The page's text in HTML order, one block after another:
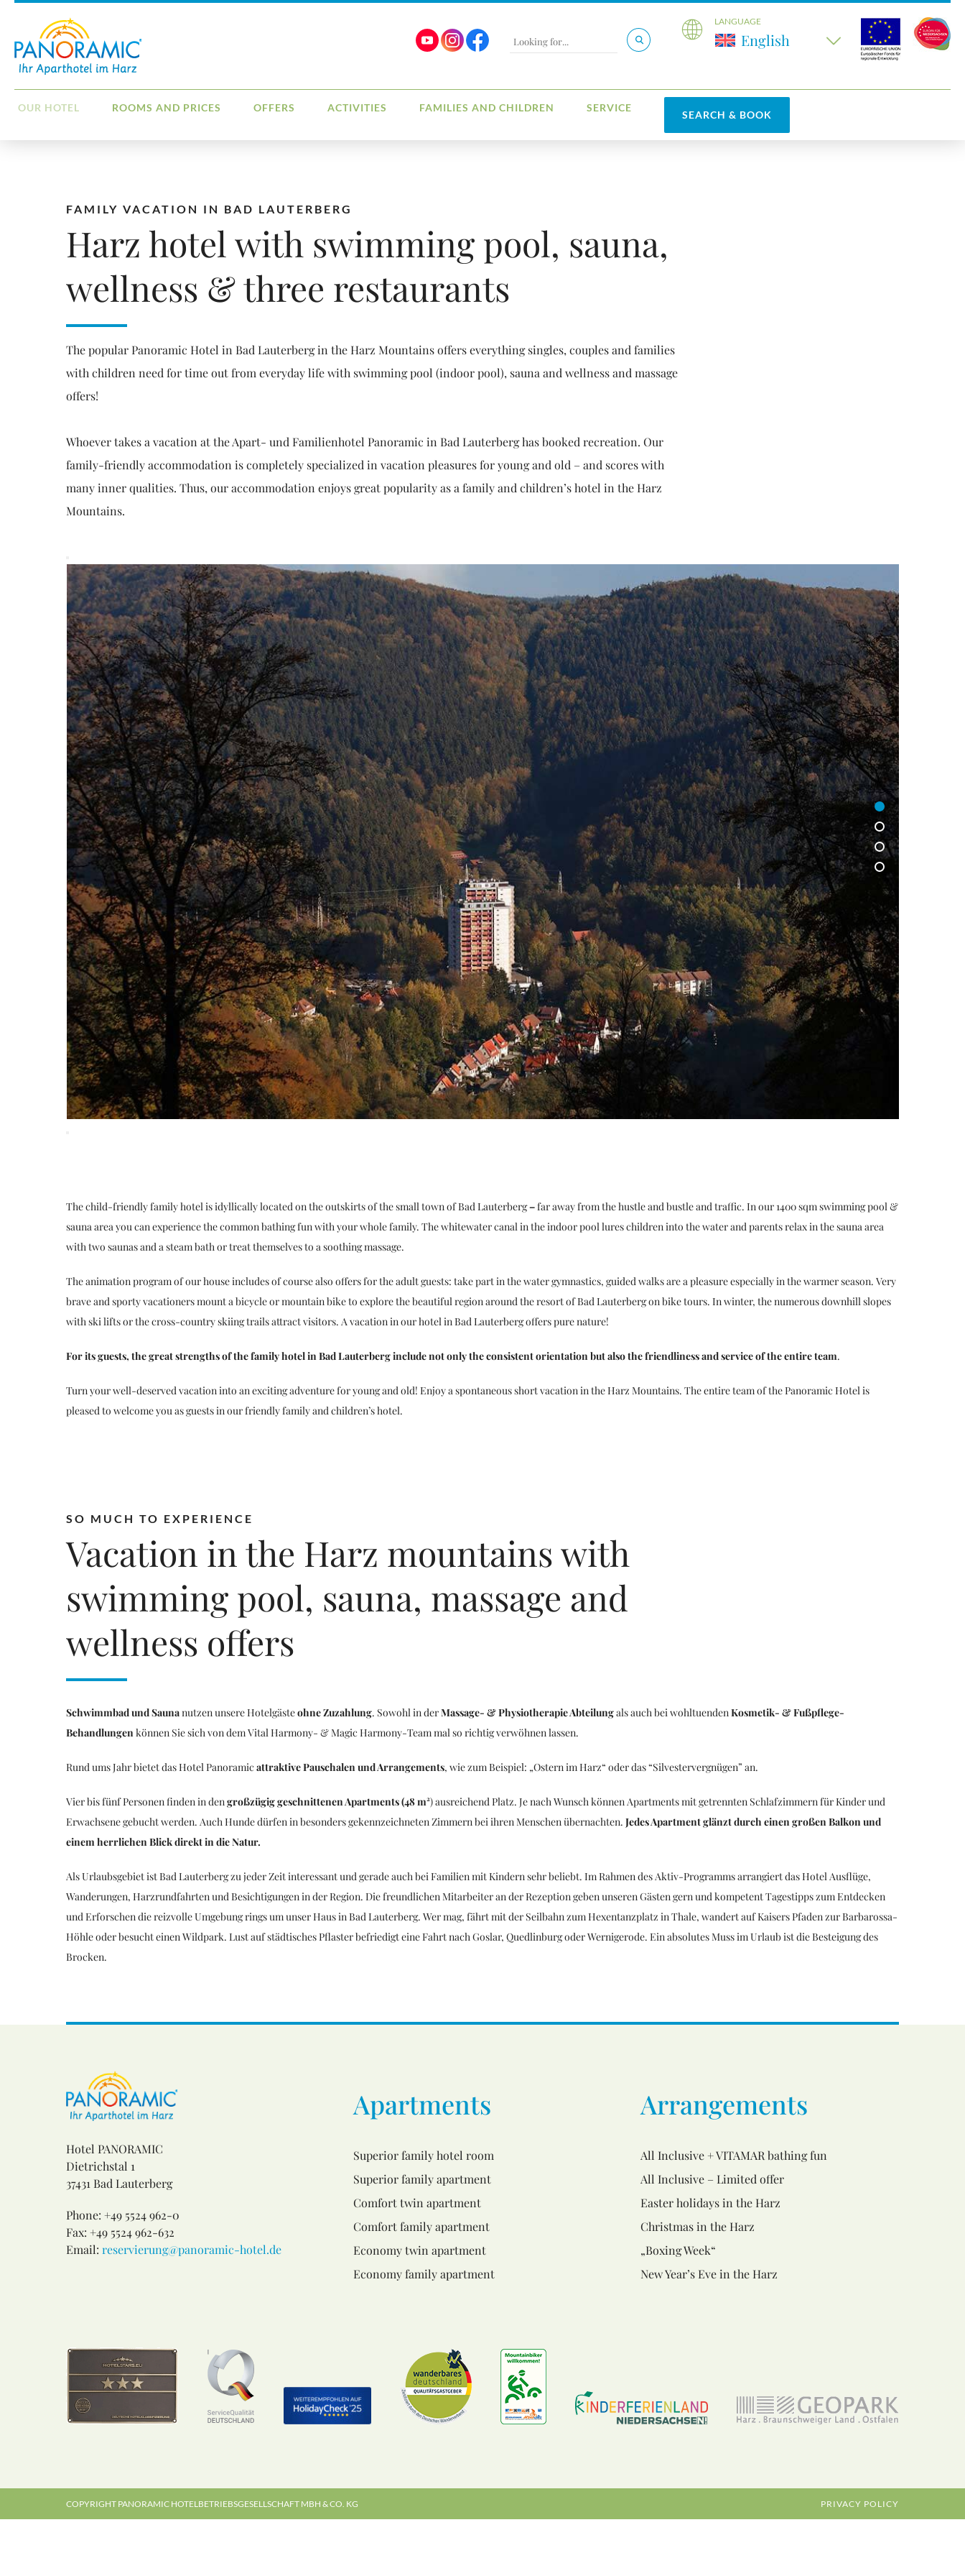
LANGUAGE
English
OUR HOTEL ROOMS AND PRICES OFFERS ACTIVITIES FAMILIES AND CHILDREN SERVICE
SEARCH & BOOK
FAMILY VACATION IN BAD LAUTERBERG
Harz hotel with swimming pool, sauna,
wellness & three restaurants
The popular Panoramic Hotel in Bad Lauterberg in the Harz Mountains offers everything singles, couples and families
with children need for time out from everyday life with swimming pool (indoor pool), sauna and wellness and massage
offers!
Whoever takes a vacation at the Apart- und Familienhotel Panoramic in Bad Lauterberg has booked recreation. Our
family-friendly accommodation is completely specialized in vacation pleasures for young and old – and scores with
many inner qualities. Thus, our accommodation enjoys great popularity as a family and children’s hotel in the Harz
Mountains.
1
2
3
4
The child-friendly family hotel is idyllically located on the outskirts of the small town of Bad Lauterberg–far away from the hustle and bustle and traffic. In our 1400 sqm swimming pool &
sauna area you can experience the common bathing fun with your whole family. The whitewater canal in the indoor pool lures children into the water and parents relax in the sauna area
with two saunas and a steam bath or treat themselves to a soothing massage.
The animation program of our house includes of course also offers for the adult guests: take part in the water gymnastics, guided walks are a pleasure especially in the warmer season. Very
brave and sporty vacationers mount a bicycle or mountain bike to explore the beautiful region around the resort of Bad Lauterberg on bike tours. In winter, the numerous downhill slopes
with ski lifts or the cross-country skiing trails attract visitors. A vacation in our hotel in Bad Lauterberg offers pure nature!
For its guests, the great strengths of the family hotel in Bad Lauterberg include not only the consistent orientation but also the friendliness and service of the entire team.
Turn your well-deserved vacation into an exciting adventure for young and old! Enjoy a spontaneous short vacation in the Harz Mountains. The entire team of the Panoramic Hotel is
pleased to welcome you as guests in our friendly family and children’s hotel.
SO MUCH TO EXPERIENCE
Vacation in the Harz mountains with
swimming pool, sauna, massage and
wellness offers
Schwimmbad und Saunanutzen unsere Hotelgästeohne Zuzahlung. Sowohl in derMassage- & Physiotherapie Abteilungals auch bei wohltuendenKosmetik- & Fußpflege-
Behandlungenkönnen Sie sich von dem Vital Harmony- & Magic Harmony-Team mal so richtig verwöhnen lassen.
Rund ums Jahr bietet das Hotel Panoramicattraktive Pauschalen und Arrangements, wie zum Beispiel: „Ostern im Harz“ oder das “Silvestervergnügen” an.
Vier bis fünf Personen finden in dengroßzügig geschnittenen Apartments (48 m²) ausreichend Platz. Je nach Wunsch können Apartments mit getrennten Schlafzimmern für Kinder und
Erwachsene gebucht werden. Auch Hunde dürfen in besonders gekennzeichneten Zimmern bei ihren Menschen übernachten. Jedes Apartment glänzt durch einen großen Balkon und
einem herrlichen Blick direkt in die Natur.
Als Urlaubsgebiet ist Bad Lauterberg zu jeder Zeit interessant und gerade auch bei Familien mit Kindern sehr beliebt. Im Rahmen des Aktiv-Programms arrangiert das Hotel Ausflüge,
Wanderungen, Harzrundfahrten und Besichtigungen in der Region. Die freundlichen Mitarbeiter an der Rezeption geben unseren Gästen gern und kompetent Tagestipps zum Entdecken
und Erforschen die reizvolle Umgebung rings um unser Haus in Bad Lauterberg. Wer mag, fährt mit der Seilbahn zum Hexentanzplatz in Thale, wandert auf Kaisers Pfaden zur Barbarossa-
Höhle oder besucht einen Wildpark. Lust auf städtisches Pflaster befriedigt eine Fahrt nach Goslar, Quedlinburg oder Wernigerode. Ein absolutes Muss im Urlaub ist die Besteigung des
Brocken.
Hotel PANORAMIC
Dietrichstal 1
37431 Bad Lauterberg
Phone: +49 5524 962-0
Fax: +49 5524 962-632
Email: reservierung@panoramic-hotel.de
Apartments
Superior family hotel room
Superior family apartment
Comfort twin apartment
Comfort family apartment
Economy twin apartment
Economy family apartment
Arrangements
All Inclusive + VITAMAR bathing fun
All Inclusive – Limited offer
Easter holidays in the Harz
Christmas in the Harz
„Boxing Week“
New Year’s Eve in the Harz
COPYRIGHT PANORAMIC HOTELBETRIEBSGESELLSCHAFT MBH & CO. KG PRIVACY POLICY